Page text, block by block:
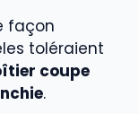
façon
toléraient
coupe
.